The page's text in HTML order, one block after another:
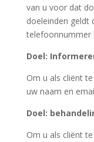
van u voor dat
doeleinden geldt
telefoonnummer
Doel:
Om u als cliënt
uw naam en
Doel:
Om u als cliënt